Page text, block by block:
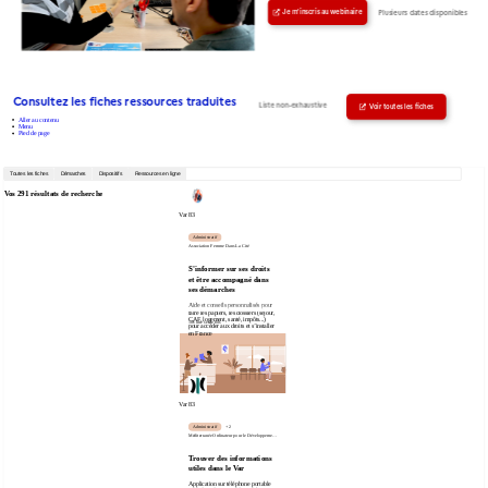
Je m'inscris au webinaire
Voir toutes les fiches
Plusieurs dates disponibles
Consultez les fiches ressources traduites Liste non-exhaustive